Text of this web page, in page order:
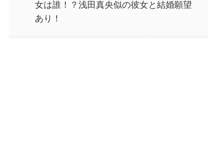
女は誰！？浅田真央似の彼女と結婚願望
あり！